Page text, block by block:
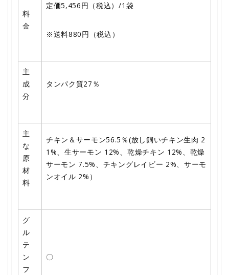
料
金
定価5,456円（税込）/1袋
※送料880円（税込）
主
成
分
タンパク質27％
主
な
原
材
料
チキン＆サーモン56.5％(放し飼いチキン生肉 2
1%、生サーモン 12%、乾燥チキン 12%、乾燥
サーモン 7.5%、チキングレイビー 2%、サーモ
ンオイル 2%）
グ
ル
テ
ン
フ
〇